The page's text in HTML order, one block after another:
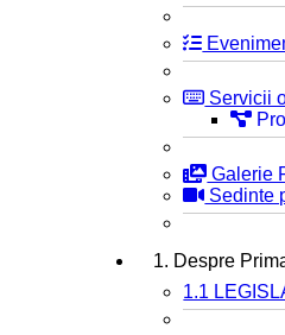
Servicii
Galerie
Sedinte
1. Despre
1.1